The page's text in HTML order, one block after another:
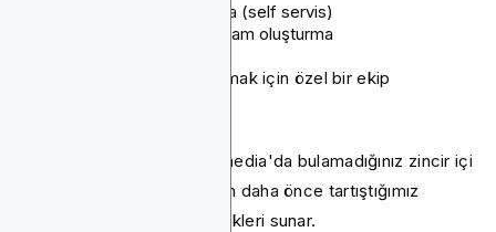
Manuel reklam oluşturma (self servis)
Yapay zeka destekli reklam oluşturma
Ayrıca reklamlarınızı oluşturmak için özel bir ekip
Blockchain-Ads ayrıca, Bitmedia'da bulamadığınız zincir içi
davranış hedeflemeyi içeren daha önce tartıştığımız
gelişmiş hedefleme seçenekleri sunar.